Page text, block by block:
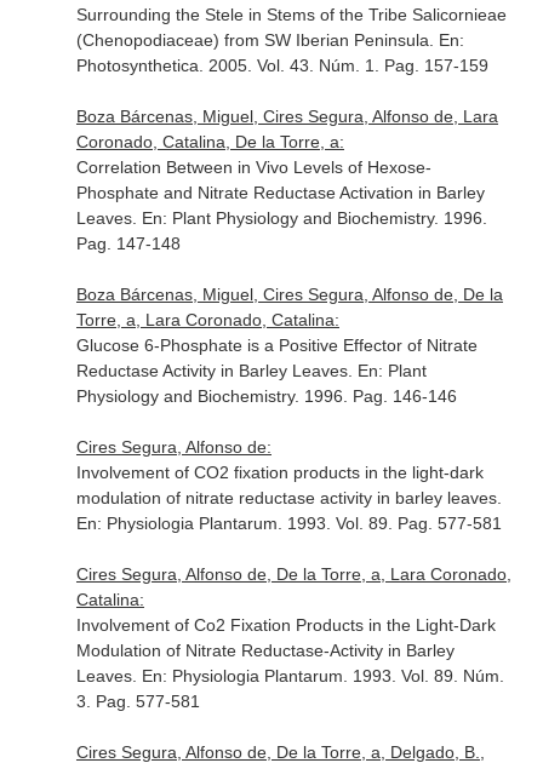
Surrounding the Stele in Stems of the Tribe Salicornieae
(Chenopodiaceae) from SW Iberian Peninsula. En:
Photosynthetica . 2005. Vol. 43. Núm. 1. Pag. 157-159
Boza Bárcenas, Miguel, Cires Segura, Alfonso de, Lara
Coronado, Catalina, De la Torre, a:
Correlation Between in Vivo Levels of Hexose-
Phosphate and Nitrate Reductase Activation in Barley
Leaves. En: Plant Physiology and Biochemistry. 1996.
Pag. 147-148
Boza Bárcenas, Miguel, Cires Segura, Alfonso de, De la
Torre, a, Lara Coronado, Catalina:
Glucose 6-Phosphate is a Positive Effector of Nitrate
Reductase Activity in Barley Leaves. En: Plant
Physiology and Biochemistry. 1996. Pag. 146-146
Cires Segura, Alfonso de:
Involvement of CO2 fixation products in the light-dark
modulation of nitrate reductase activity in barley leaves.
En: Physiologia Plantarum . 1993. Vol. 89. Pag. 577-581
Cires Segura, Alfonso de, De la Torre, a, Lara Coronado,
Catalina:
Involvement of Co2 Fixation Products in the Light-Dark
Modulation of Nitrate Reductase-Activity in Barley
Leaves. En: Physiologia Plantarum . 1993. Vol. 89. Núm.
3. Pag. 577-581
Cires Segura, Alfonso de, De la Torre, a, Delgado, B.,